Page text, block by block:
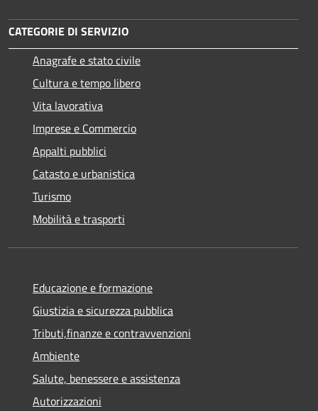
CATEGORIE DI SERVIZIO
Anagrafe e stato civile
Cultura e tempo libero
Vita lavorativa
Imprese e Commercio
Appalti pubblici
Catasto e urbanistica
Turismo
Mobilità e trasporti
Educazione e formazione
Giustizia e sicurezza pubblica
Tributi,finanze e contravvenzioni
Ambiente
Salute, benessere e assistenza
Autorizzazioni